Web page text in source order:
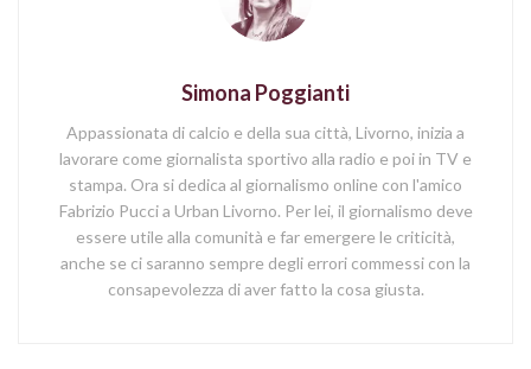
Simona Poggianti
Appassionata di calcio e della sua città, Livorno, inizia a
lavorare come giornalista sportivo alla radio e poi in TV e
stampa. Ora si dedica al giornalismo online con l'amico
Fabrizio Pucci a Urban Livorno. Per lei, il giornalismo deve
essere utile alla comunità e far emergere le criticità,
anche se ci saranno sempre degli errori commessi con la
consapevolezza di aver fatto la cosa giusta.